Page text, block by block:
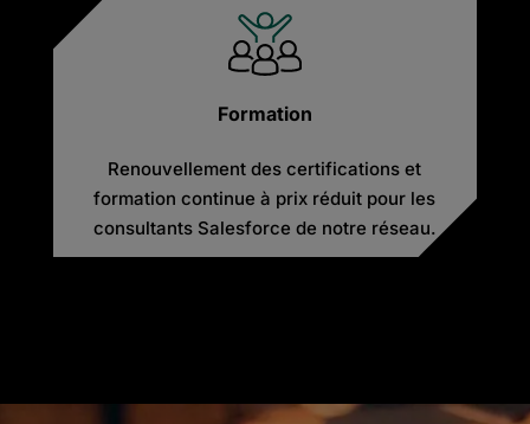
Formation
Renouvellement des certifications et
formation continue à prix réduit pour les
consultants Salesforce de notre réseau.